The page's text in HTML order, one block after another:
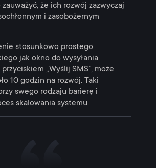
że ich rozwój zazwyczaj
i zasobożernym
stosunkowo prostego
jak okno do wysyłania
„Wyślij SMS”, może
10 godzin na rozwój. Taki
swego rodzaju barierę i
skalowania systemu.